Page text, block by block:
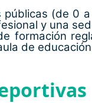
(de 0
y una
formación
de